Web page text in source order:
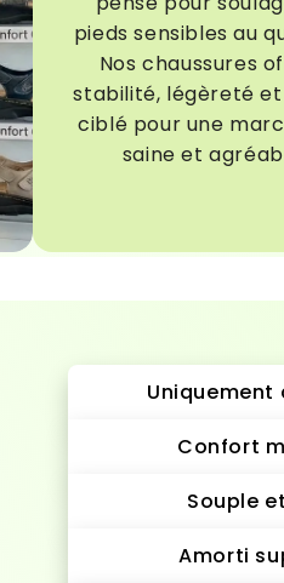
pieds sensibles au
Nos chaussures
stabilité, légèreté
ciblé pour une
saine et
Uniquement
Confort
Souple
Amorti